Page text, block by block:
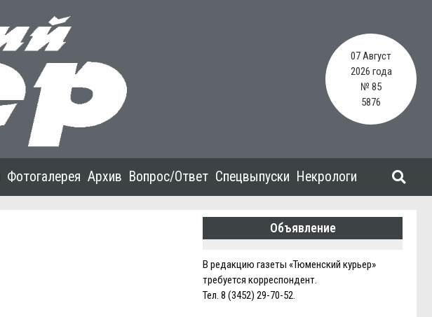
07 Август
2026 года
№ 85
5876
Фотогалерея Архив Вопрос/Ответ Спецвыпуски Некрологи
Объявление
В редакцию газеты «Тюменский курьер»
требуется корреспондент.
Тел. 8 (3452) 29-70-52.